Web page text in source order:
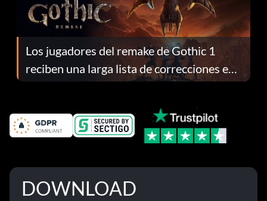
Los jugadores del remake de Gothic 1
reciben una larga lista de correcciones en
el parche 1.0.4
DOWNLOAD